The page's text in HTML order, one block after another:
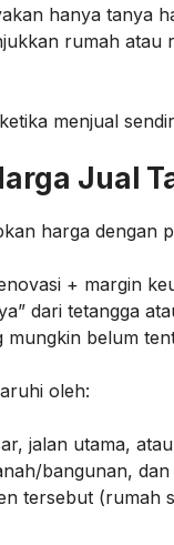
hanya tanya
rumah atau
menjual
Jual
harga dengan
+ margin
dari tetangga
mungkin belum
oleh:
jalan utama,
bangunan,
tersebut (rumah